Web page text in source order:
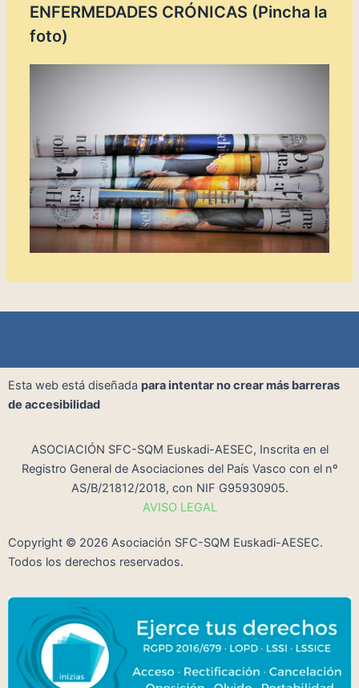
ENFERMEDADES CRÓNICAS (Pincha la
foto)
Esta web está diseñada para intentar no crear más barreras
de accesibilidad
ASOCIACIÓN SFC-SQM Euskadi-AESEC, Inscrita en el
Registro General de Asociaciones del País Vasco con el nº
AS/B/21812/2018, con NIF G95930905.
AVISO LEGAL
Copyright © 2026 Asociación SFC-SQM Euskadi-AESEC.
Todos los derechos reservados.